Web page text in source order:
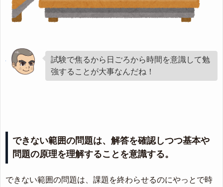
試験で焦るから日ごろから時間を意識して勉
強することが大事なんだね！
できない範囲の問題は、解答を確認しつつ基本や
問題の原理を理解することを意識する。
できない範囲の問題は、課題を終わらせるのにやっとで時